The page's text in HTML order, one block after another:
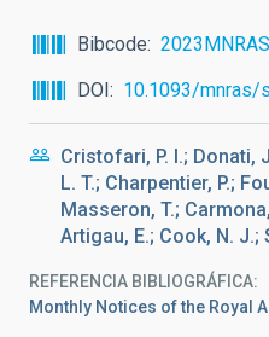
Bibcode
DOI
10.1093/mnras/
Cristofari, P. I.; Donati,
L. T.; Charpentier, P.;
Masseron, T.;
Artigau, E.; Cook, N. J.;
REFERENCIA BIBLIOGRÁFICA
Monthly Notices of the Royal